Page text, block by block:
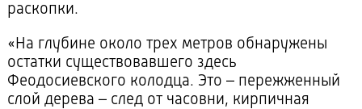
раскопки.
«На глубине около трех метров обнаружены
остатки существовавшего здесь
Феодосиевского колодца. Это – пережженный
слой дерева – след от часовни, кирпичная